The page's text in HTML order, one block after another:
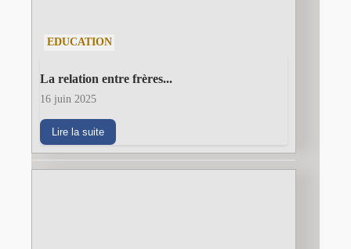
EDUCATION
La relation entre frères...
16 juin 2025
Lire la suite